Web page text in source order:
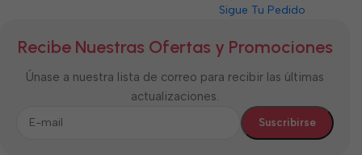
Sigue Tu Pedido
Recibe Nuestras Ofertas y Promociones
Únase a nuestra lista de correo para recibir las últimas
actualizaciones.